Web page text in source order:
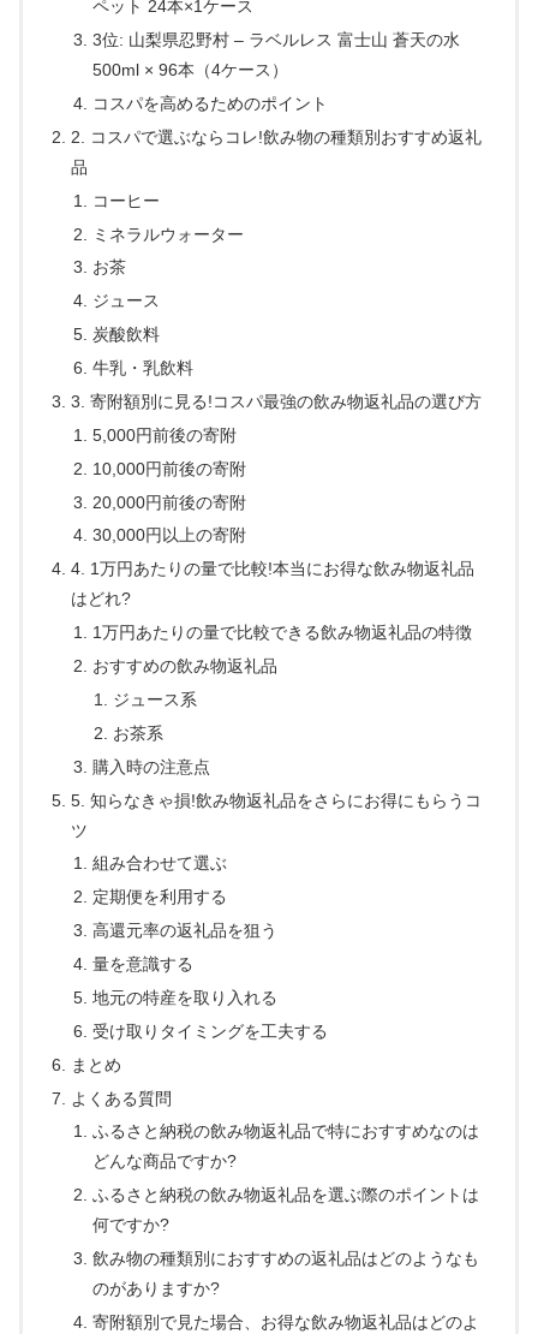
ペット 24本×1ケース
3位: 山梨県忍野村 – ラベルレス 富士山 蒼天の水
500ml × 96本（4ケース）
コスパを高めるためのポイント
2. コスパで選ぶならコレ!飲み物の種類別おすすめ返礼
品
コーヒー
ミネラルウォーター
お茶
ジュース
炭酸飲料
牛乳・乳飲料
3. 寄附額別に見る!コスパ最強の飲み物返礼品の選び方
5,000円前後の寄附
10,000円前後の寄附
20,000円前後の寄附
30,000円以上の寄附
4. 1万円あたりの量で比較!本当にお得な飲み物返礼品
はどれ?
1万円あたりの量で比較できる飲み物返礼品の特徴
おすすめの飲み物返礼品
ジュース系
お茶系
購入時の注意点
5. 知らなきゃ損!飲み物返礼品をさらにお得にもらうコ
ツ
組み合わせて選ぶ
定期便を利用する
高還元率の返礼品を狙う
量を意識する
地元の特産を取り入れる
受け取りタイミングを工夫する
まとめ
よくある質問
ふるさと納税の飲み物返礼品で特におすすめなのは
どんな商品ですか?
ふるさと納税の飲み物返礼品を選ぶ際のポイントは
何ですか?
飲み物の種類別におすすめの返礼品はどのようなも
のがありますか?
寄附額別で見た場合、お得な飲み物返礼品はどのよ